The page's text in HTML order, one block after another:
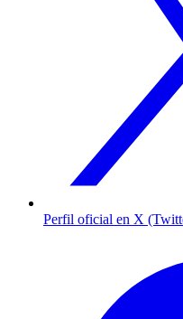
Perfil oficial en X